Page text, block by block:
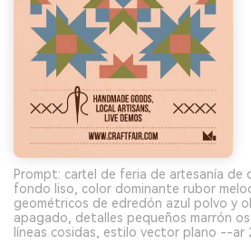
Prompt: cartel de feria de artesanía de
fondo liso, color dominante rubor
geométricos de edredón azul polvo y
apagado, detalles pequeños marrón
líneas cosidas, estilo vector plano --ar